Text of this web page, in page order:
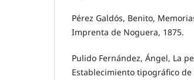
Pérez Galdós, Benito,
Imprenta de Noguera, 1875.
Pulido Fernández, Ángel, La
Establecimiento tipográfico de